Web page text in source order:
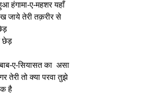
हंगामा-ए-महशर यहाँ
जाये तेरी तक़रीर से
छेड़
ए-सियासत का असा
तेरी तो क्या परवा तुझे
है